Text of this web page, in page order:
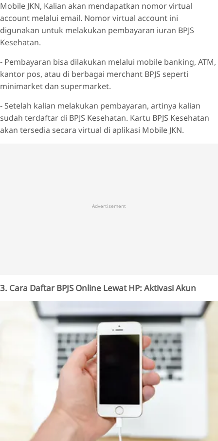
Mobile JKN, Kalian akan mendapatkan nomor virtual
account melalui email. Nomor virtual account ini
digunakan untuk melakukan pembayaran iuran BPJS
Kesehatan.
- Pembayaran bisa dilakukan melalui mobile banking, ATM,
kantor pos, atau di berbagai merchant BPJS seperti
minimarket dan supermarket.
- Setelah kalian melakukan pembayaran, artinya kalian
sudah terdaftar di BPJS Kesehatan. Kartu BPJS Kesehatan
akan tersedia secara virtual di aplikasi Mobile JKN.
Advertisement
3. Cara Daftar BPJS Online Lewat HP: Aktivasi Akun